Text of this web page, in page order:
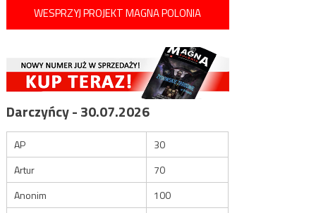
WESPRZYJ PROJEKT MAGNA POLONIA
Darczyńcy - 30.07.2026
AP
30
Artur
70
Anonim
100